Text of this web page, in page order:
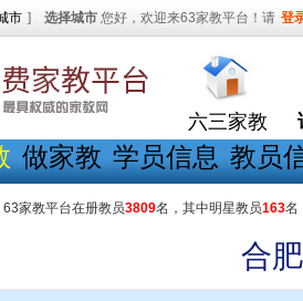
市 ] 选择城市 您好，欢迎来63家教平台！请 登
六三家教
做家教 学员信息 教员
63家教平台在册教员3809名，其中明星教员163名
合